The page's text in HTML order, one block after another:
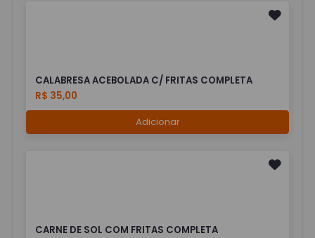
CALABRESA ACEBOLADA C/ FRITAS COMPLETA
R$ 35,00
Adicionar
CARNE DE SOL COM FRITAS COMPLETA